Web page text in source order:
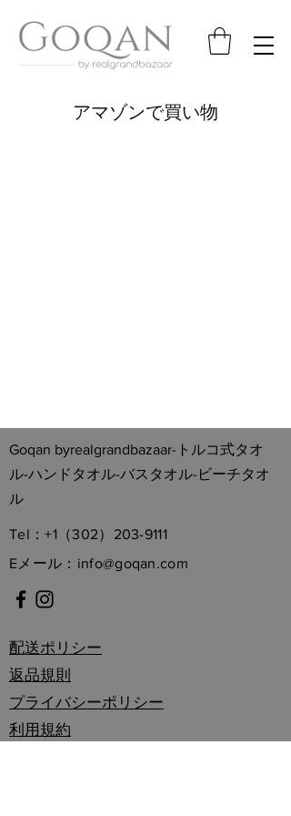
アマゾンで買い物
Goqan byrealgrandbazaar-トルコ式タオ
ル-ハンドタオル-バスタオル-ビーチタオ
ル
Tel：+1（302）203-9111
Eメール： info@goqan.com
配送ポリシー
返品規則
プライバシーポリシー
利用規約